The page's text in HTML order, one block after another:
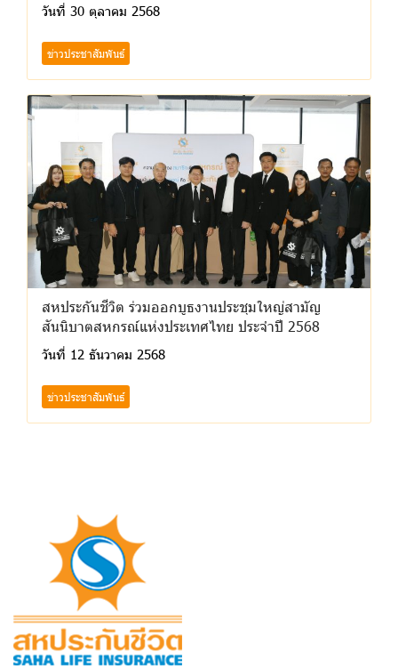
วันที่ 30 ตุลาคม 2568
ข่าวประชาสัมพันธ์
สหประกันชีวิต ร่วมออกบูธงานประชุมใหญ่สามัญ
สันนิบาตสหกรณ์แห่งประเทศไทย ประจำปี 2568
วันที่ 12 ธันวาคม 2568
ข่าวประชาสัมพันธ์